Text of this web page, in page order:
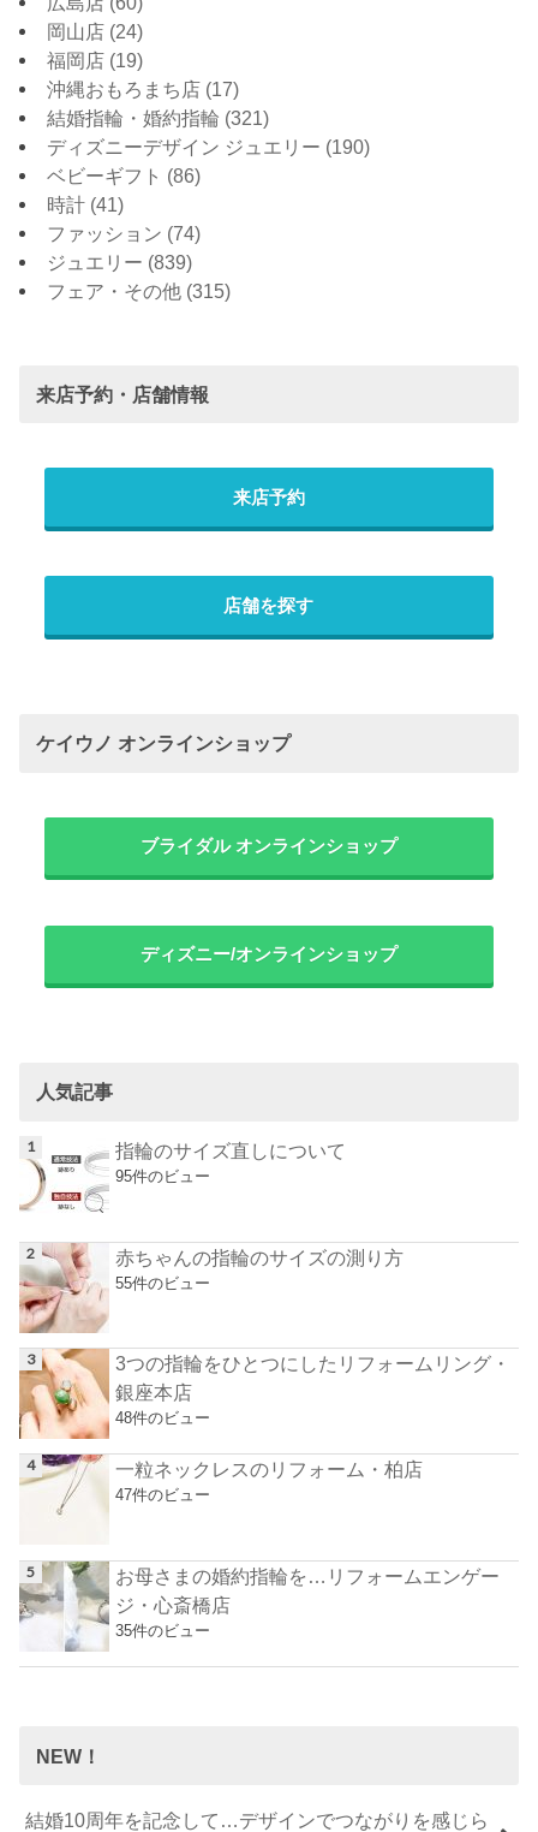
岡山店 (24)
福岡店 (19)
沖縄おもろまち店 (17)
結婚指輪・婚約指輪 (321)
ディズニーデザイン ジュエリー (190)
ベビーギフト (86)
時計 (41)
ファッション (74)
ジュエリー (839)
フェア・その他 (315)
来店予約・店舗情報
来店予約
店舗を探す
ケイウノ オンラインショップ
ブライダル オンラインショップ
ディズニー/オンラインショップ
人気記事
指輪のサイズ直しについて
95件のビュー
赤ちゃんの指輪のサイズの測り方
55件のビュー
3つの指輪をひとつにしたリフォームリング・
銀座本店
48件のビュー
一粒ネックレスのリフォーム・柏店
47件のビュー
お母さまの婚約指輪を…リフォームエンゲー
ジ・心斎橋店
35件のビュー
NEW！
結婚10周年を記念して…デザインでつながりを感じら